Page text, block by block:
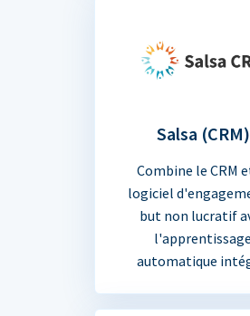
Salsa (CRM)
Combine le CRM
logiciel
but non lucratif
l'apprentissage
automatique